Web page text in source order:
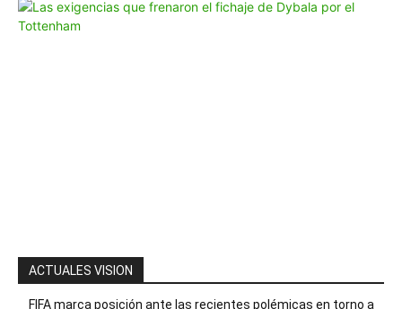
Whatsapp
ACTUALES VISION
FIFA marca posición ante las recientes polémicas en torno a